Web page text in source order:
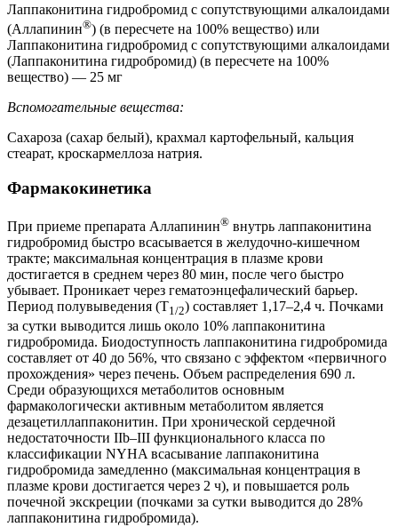
Лаппаконитина гидробромид с сопутствующими алкалоидами
(Аллапинин®) (в пересчете на 100% вещество) или
Лаппаконитина гидробромид с сопутствующими алкалоидами
(Лаппаконитина гидробромид) (в пересчете на 100%
вещество) — 25 мг
Вспомогательные вещества:
Сахароза (сахар белый), крахмал картофельный, кальция
стеарат, кроскармеллоза натрия.
Фармакокинетика
При приеме препарата Аллапинин® внутрь лаппаконитина
гидробромид быстро всасывается в желудочно-кишечном
тракте; максимальная концентрация в плазме крови
достигается в среднем через 80 мин, после чего быстро
убывает. Проникает через гематоэнцефалический барьер.
Период полувыведения (T1/2) составляет 1,17–2,4 ч. Почками
за сутки выводится лишь около 10% лаппаконитина
гидробромида. Биодоступность лаппаконитина гидробромида
составляет от 40 до 56%, что связано с эффектом «первичного
прохождения» через печень. Объем распределения 690 л.
Среди образующихся метаболитов основным
фармакологически активным метаболитом является
дезацетиллаппаконитин. При хронической сердечной
недостаточности IIb–III функционального класса по
классификации NYHA всасывание лаппаконитина
гидробромида замедленно (максимальная концентрация в
плазме крови достигается через 2 ч), и повышается роль
почечной экскреции (почками за сутки выводится до 28%
лаппаконитина гидробромида).